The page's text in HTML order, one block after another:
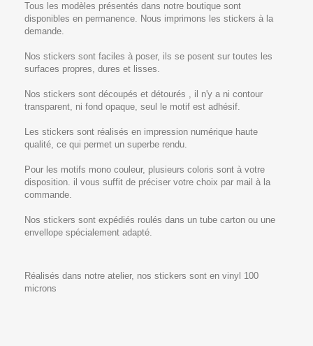
Tous les modèles présentés dans notre boutique sont
disponibles en permanence. Nous imprimons les stickers à la
demande.
Nos stickers sont faciles à poser, ils se posent sur toutes les
surfaces propres, dures et lisses.
Nos stickers sont découpés et détourés , il n'y a ni contour
transparent, ni fond opaque, seul le motif est adhésif.
Les stickers sont réalisés en impression numérique haute
qualité, ce qui permet un superbe rendu.
Pour les motifs mono couleur, plusieurs coloris sont à votre
disposition. il vous suffit de préciser votre choix par mail à la
commande.
Nos stickers sont expédiés roulés dans un tube carton ou une
envellope spécialement adapté.
Réalisés dans notre atelier, nos stickers sont en vinyl 100
microns